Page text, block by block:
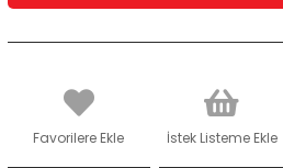
Favorilere Ekle İstek Listeme Ekle